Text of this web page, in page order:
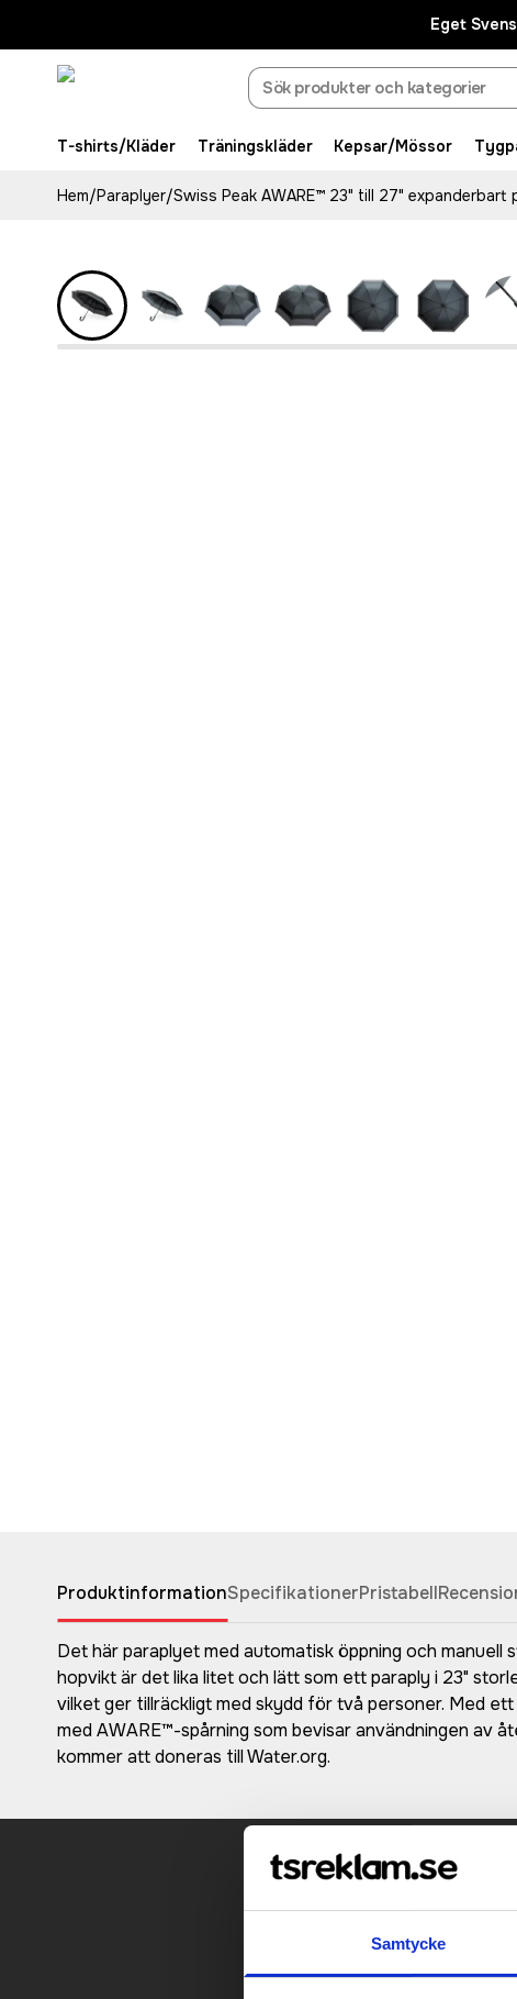
Samtycke
Eget
T-shirts/Kläder Träningskläder Kepsar/Mössor
Hem/Paraplyer/Swiss Peak AWARE™ 23" till 27" expanderbart
ProduktinformationSpecifikationerPristabell
Det här paraplyet med automatisk öppning och
hopvikt är det lika litet och lätt som ett paraply i 23"
vilket ger tillräckligt med skydd för två personer. Med
med AWARE™-spårning som bevisar användningen av
kommer att doneras till Water.org.
Kontakta